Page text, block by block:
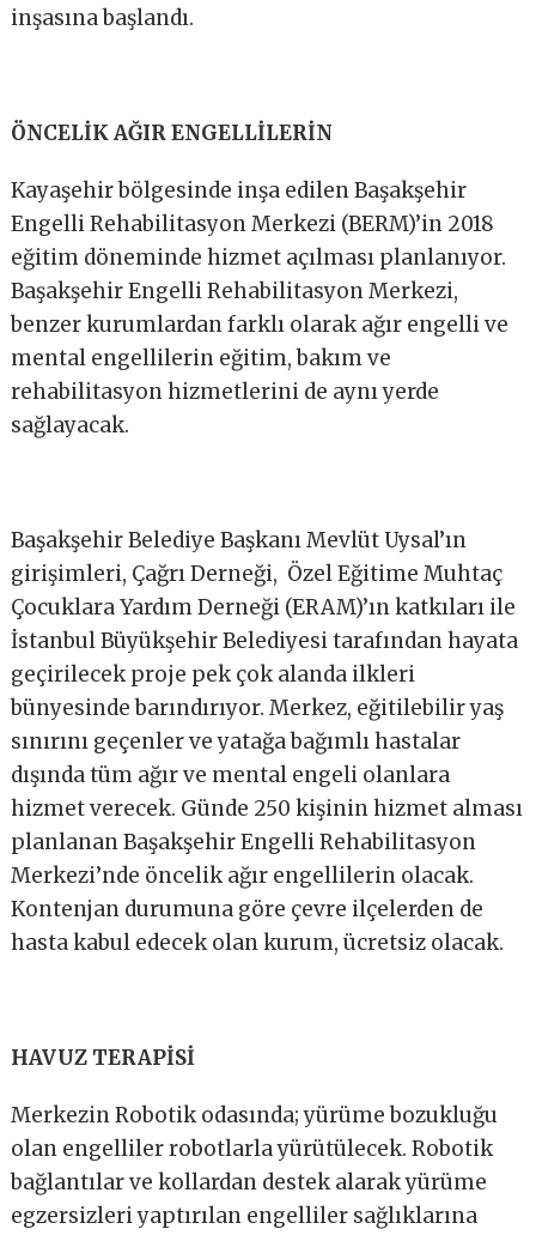
inşasına başlandı.
ÖNCELİK AĞIR ENGELLİLERİN
Kayaşehir bölgesinde inşa edilen Başakşehir
Engelli Rehabilitasyon Merkezi (BERM)’in 2018
eğitim döneminde hizmet açılması planlanıyor.
Başakşehir Engelli Rehabilitasyon Merkezi,
benzer kurumlardan farklı olarak ağır engelli ve
mental engellilerin eğitim, bakım ve
rehabilitasyon hizmetlerini de aynı yerde
sağlayacak.
Başakşehir Belediye Başkanı Mevlüt Uysal’ın
girişimleri, Çağrı Derneği, Özel Eğitime Muhtaç
Çocuklara Yardım Derneği (ERAM)’ın katkıları ile
İstanbul Büyükşehir Belediyesi tarafından hayata
geçirilecek proje pek çok alanda ilkleri
bünyesinde barındırıyor. Merkez, eğitilebilir yaş
sınırını geçenler ve yatağa bağımlı hastalar
dışında tüm ağır ve mental engeli olanlara
hizmet verecek. Günde 250 kişinin hizmet alması
planlanan Başakşehir Engelli Rehabilitasyon
Merkezi’nde öncelik ağır engellilerin olacak.
Kontenjan durumuna göre çevre ilçelerden de
hasta kabul edecek olan kurum, ücretsiz olacak.
HAVUZ TERAPİSİ
Merkezin Robotik odasında; yürüme bozukluğu
olan engelliler robotlarla yürütülecek. Robotik
bağlantılar ve kollardan destek alarak yürüme
egzersizleri yaptırılan engelliler sağlıklarına